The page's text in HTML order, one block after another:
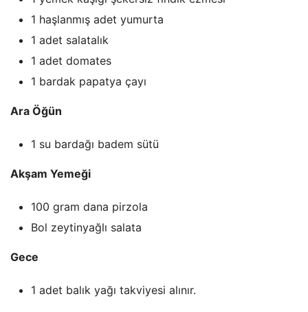
1 haşlanmış adet yumurta
1 adet salatalık
1 adet domates
1 bardak papatya çayı
Ara Öğün
1 su bardağı badem sütü
Akşam Yemeği
100 gram dana pirzola
Bol zeytinyağlı salata
Gece
1 adet balık yağı takviyesi alınır.